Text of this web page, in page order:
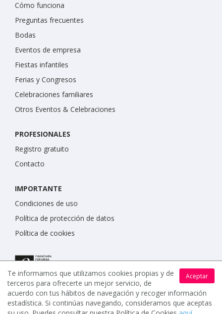
Cómo funciona
Preguntas frecuentes
Bodas
Eventos de empresa
Fiestas infantiles
Ferias y Congresos
Celebraciones familiares
Otros Eventos & Celebraciones
PROFESIONALES
Registro gratuito
Contacto
IMPORTANTE
Condiciones de uso
Política de protección de datos
Política de cookies
Aceptar
Te informamos que utilizamos cookies propias y de
terceros para ofrecerte un mejor servicio, de
acuerdo con tus hábitos de navegación y recoger información
estadística. Si continúas navegando, consideramos que aceptas